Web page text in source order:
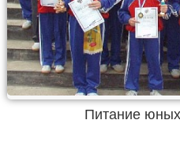
Питание